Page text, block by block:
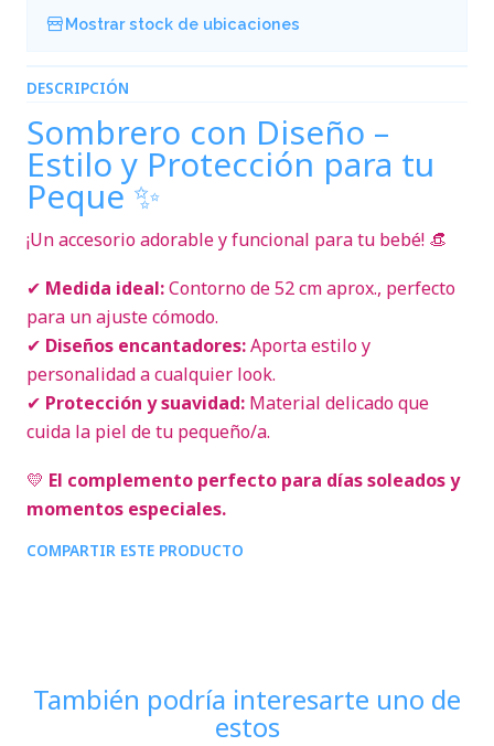
Mostrar stock de ubicaciones
DESCRIPCIÓN
Sombrero con Diseño –
Estilo y Protección para tu
Peque ✨
¡Un accesorio adorable y funcional para tu bebé! 👒
✔ Medida ideal:Contorno de 52 cm aprox., perfecto
para un ajuste cómodo.
✔ Diseños encantadores:Aporta estilo y
personalidad a cualquier look.
✔ Protección y suavidad: Material delicado que
cuida la piel de tu pequeño/a.
💛 El complemento perfecto para días soleados y
momentos especiales.
COMPARTIR ESTE PRODUCTO
También podría interesarte uno de
estos